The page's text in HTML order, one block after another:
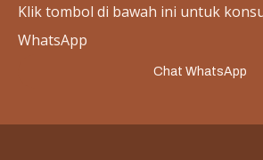
Klik tombol di bawah ini untuk
WhatsApp
Chat WhatsApp